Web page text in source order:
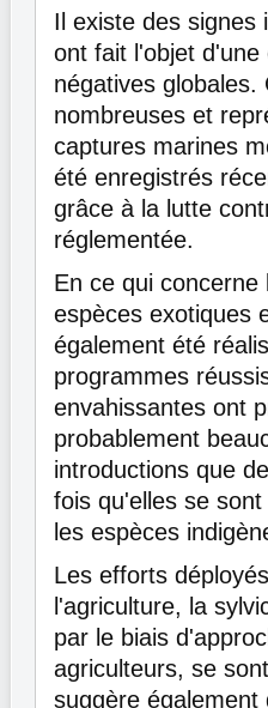
Il existe des signes
ont fait l'objet d'une
négatives
nombreuses et
captures marines
été enregistrés
grâce à la lutte
réglementée.
En ce qui
espèces exotiques
également été
programmes
envahissantes ont
probablement
introductions que
fois qu'elles se
les espèces
Les efforts
l'agriculture, la
par le biais
agriculteurs, se
suggère